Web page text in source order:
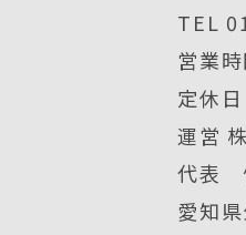
TEL
営業
定休
運営
代表
愛知